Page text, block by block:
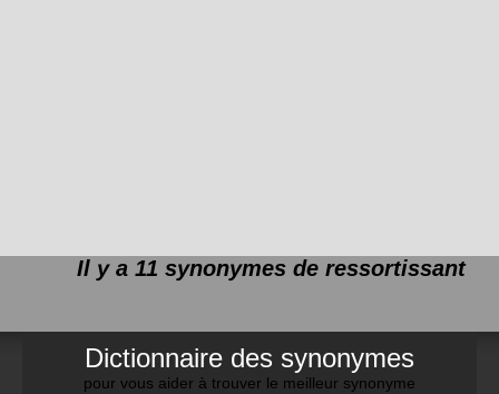
Il y a 11 synonymes de ressortissant
Dictionnaire des synonymes
pour vous aider à trouver le meilleur synonyme